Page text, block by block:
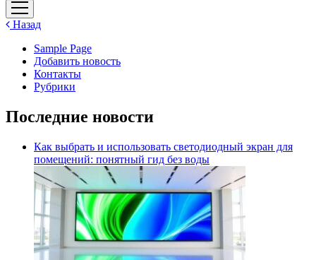
открыть
меню
Назад
Sample Page
Добавить новость
Контакты
Рубрики
Последние новости
Как выбрать и использовать светодиодный экран для
помещений: понятный гид без воды